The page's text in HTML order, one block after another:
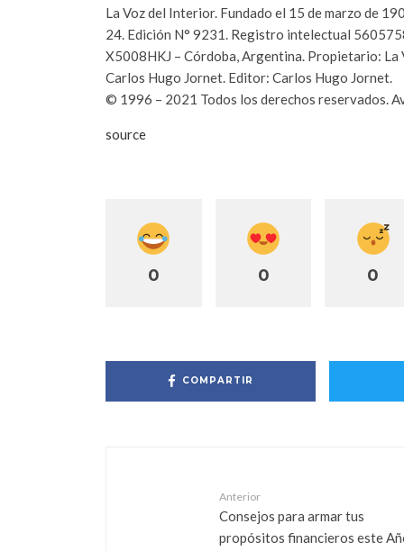
La Voz del Interior. Fundado el 15 de marzo de
24. Edición N° 9231. Registro intelectual
X5008HKJ – Córdoba, Argentina. Propietario:
Carlos Hugo Jornet. Editor: Carlos Hugo Jornet.
© 1996 – 2021 Todos los derechos reservados.
source
0 0 0
COMPARTIR
Anterior
Consejos para armar tus
propósitos financieros este